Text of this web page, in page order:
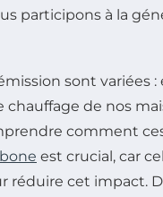
participons à la
sont
chauffage de nos
comment
est crucial, car
réduire cet impact.